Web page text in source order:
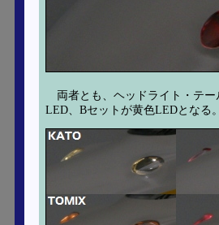
両者とも、ヘッドライト・テ
LED、Bセットが黄色LEDとなる